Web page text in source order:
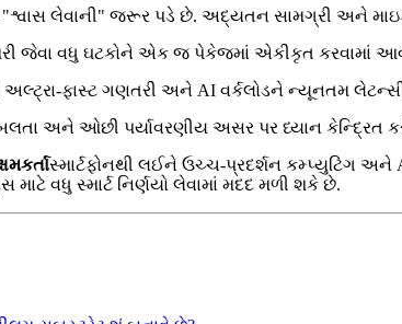
લેવાની" જરૂર પડે છે. અદ્યતન સામગ્રી અને
જેવા વધુ ઘટકોને એક જ પેકેજમાં એકીકૃત કરવામાં
ફાસ્ટ ગણતરી અને AI વર્કલોડને ન્યૂનતમ લેટન્સી
અને ઓછી પર્યાવરણીય અસર પર ધ્યાન કેન્દ્રિત
સ્માર્ટફોનથી લઈને ઉચ્ચ-પ્રદર્શન કમ્પ્યુટિંગ
વધુ સ્માર્ટ નિર્ણયો લેવામાં મદદ મળી શકે છે.